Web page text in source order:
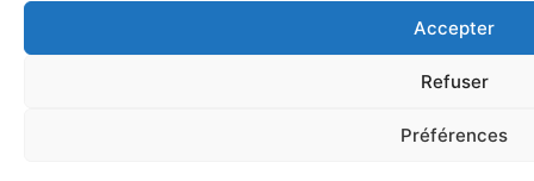
Accepter
Refuser
Préférences